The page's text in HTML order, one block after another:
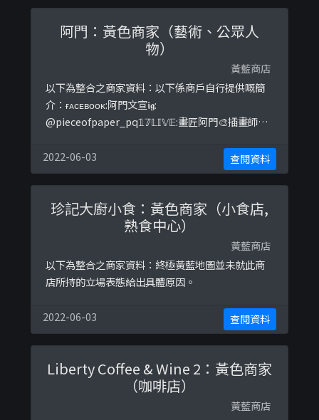
阿門：黃色商家（藝術、公眾人
物）
黃藍商店
以下為整合之商家資料：以下係商戶自行提供嘅簡
介：ғᴀᴄᴇʙᴏᴏᴋ:阿門文宣𝖎𝖌:
@pieceofpaper_pq𝟙𝟟𝕃𝕀𝕍𝔼:畫匠阿門🎨插畫師｜
興趣合作或客製化，歡迎DM📬𝔽𝕖𝕖𝕝 𝕗𝕣𝕖𝕖 𝕥𝕠
𝕚𝕟𝕓𝕠𝕩 𝕞𝕖 𝕚𝕗 𝕒𝕟𝕪 𝕚𝕟𝕢𝕦𝕚𝕣𝕚𝕖𝕤#🇭🇰 #d ...
2022-06-03 查閱資料
珍記大廚小食：黃色商家（小食店,
熟食中心）
黃藍商店
以下為整合之商家資料：終極黃藍地圖並未就此商
店所持的立場表態給出具體原因。
2022-06-03 查閱資料
Liberty Coffee & Wine 2：黃色商家
（咖啡店）
黃藍商店